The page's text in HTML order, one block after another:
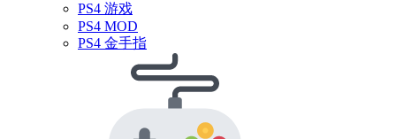
PS4 游戏
PS4 MOD
PS4 金手指